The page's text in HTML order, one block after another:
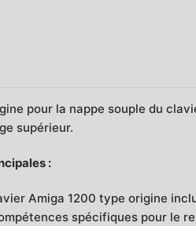
pour la nappe souple du
supérieur.
:
Amiga 1200 type origine
spécifiques pour le